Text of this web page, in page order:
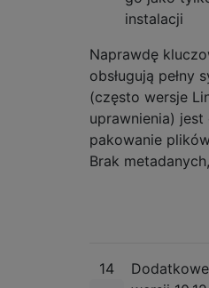
instalacji
Naprawdę
obsługują pełny
(często wersje
uprawnienia) jest
pakowanie
Brak
14